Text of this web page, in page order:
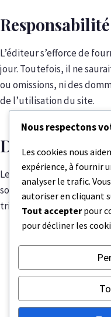
Responsabilité
L’éditeur s’efforce de
jour. Toutefois, il ne
ou omissions, ni des
de l’utilisation du site.
Droit
Le présent site est
son utilisation sera
tribunaux compétents.
Nous respectons
Les cookies nous
expérience, à fournir
analyser le trafic.
autoriser en cliquant
Tout accepterpour
pour décliner les